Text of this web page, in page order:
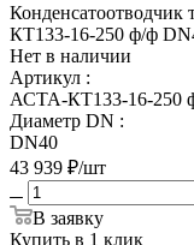
КТ133-16-250 ф/ф
Нет в наличии
Артикул :
АСТА-КТ133-16-250
Диаметр DN :
DN40
43 939 ₽/шт
В заявку
Купить в 1 клик